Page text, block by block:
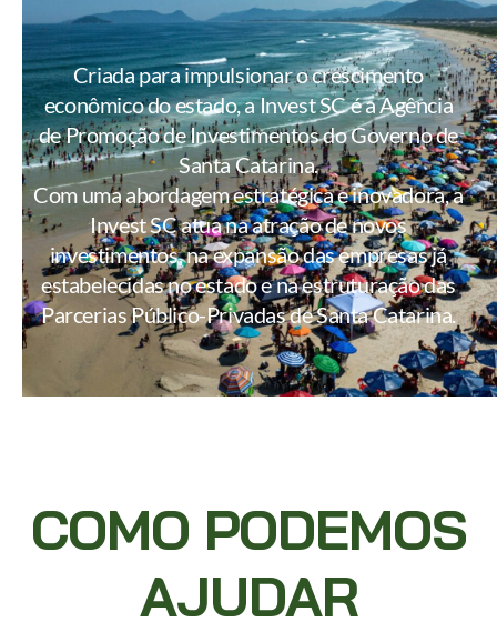
Criada para impulsionar o crescimento
econômico do estado, a Invest SC é a Agência
de Promoção de Investimentos do Governo de
Santa Catarina.
Com uma abordagem estratégica e inovadora, a
Invest SC atua na atração de novos
investimentos, na expansão das empresas já
estabelecidas no estado e na estruturação das
Parcerias Público-Privadas de Santa Catarina.
COMO PODEMOS
AJUDAR